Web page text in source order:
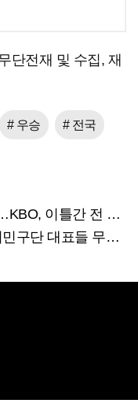
단전재 및 수집, 재
# 우승 # 전국
간 전 경기 전격 취소
들 무더기 고발당해